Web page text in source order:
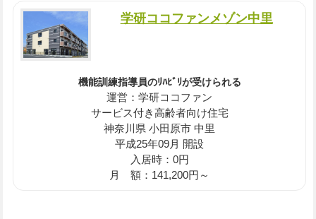
学研ココファンメゾン中里
機能訓練指導員のﾘﾊﾋﾞﾘが受けられる
運営：学研ココファン
サービス付き高齢者向け住宅
神奈川県 小田原市 中里
平成25年09月 開設
入居時：0円
月 額：141,200円～